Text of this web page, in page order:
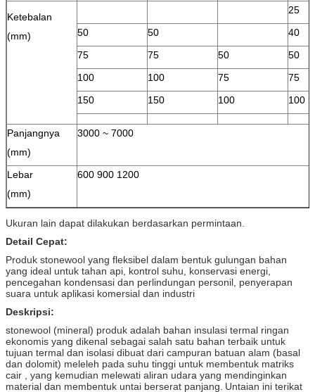
Ketebalan
(mm)
25
50
50
40
75
75 50
50
100
100 75
75
150
150 100 100
Panjangnya
(mm)
3000 ~ 7000
Lebar
(mm)
600 900 1200
Ukuran lain dapat dilakukan berdasarkan permintaan.
Detail Cepat:
Produk stonewool yang fleksibel dalam bentuk gulungan bahan
yang ideal untuk tahan api, kontrol suhu, konservasi energi,
pencegahan kondensasi dan perlindungan personil, penyerapan
suara untuk aplikasi komersial dan industri
Deskripsi:
stonewool (mineral) produk adalah bahan insulasi termal ringan
ekonomis yang dikenal sebagai salah satu bahan terbaik untuk
tujuan termal dan isolasi dibuat dari campuran batuan alam (basal
dan dolomit) meleleh pada suhu tinggi untuk membentuk matriks
cair , yang kemudian melewati aliran udara yang mendinginkan
material dan membentuk untai berserat panjang. Untaian ini terikat